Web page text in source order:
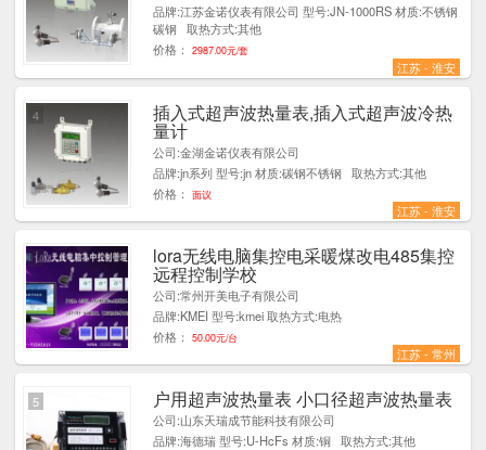
品牌:江苏金诺仪表有限公司 型号:JN-1000RS 材质:不锈钢
碳钢 取热方式:其他
价格：
2987.00元/套
江苏 - 淮安
插入式超声波热量表,插入式超声波冷热
量计
公司:金湖金诺仪表有限公司
品牌:jn系列 型号:jn 材质:碳钢不锈钢 取热方式:其他
价格：
面议
江苏 - 淮安
4
lora无线电脑集控电采暖煤改电485集控
远程控制学校
公司:常州开美电子有限公司
品牌:KMEI 型号:kmei 取热方式:电热
价格：
50.00元/台
江苏 - 常州
1
户用超声波热量表 小口径超声波热量表
公司:山东天瑞成节能科技有限公司
品牌:海德瑞 型号:U-HcFs 材质:铜 取热方式:其他
5